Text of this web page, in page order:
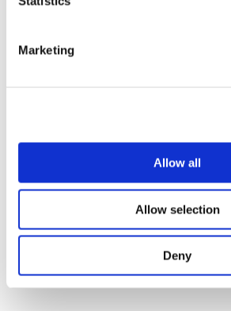
Marketing
Allow all
Allow selection
Deny
Творческий вечер
Наше спецпредложение
Применить